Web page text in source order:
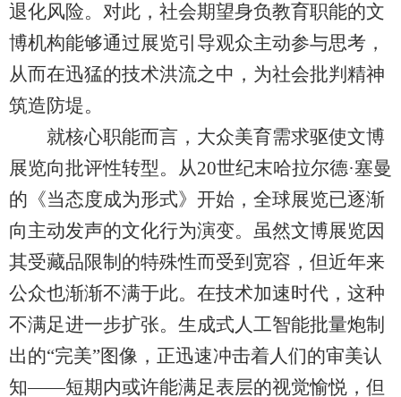
退化风险。对此，社会期望身负教育职能的文
博机构能够通过展览引导观众主动参与思考，
从而在迅猛的技术洪流之中，为社会批判精神
筑造防堤。
就核心职能而言，大众美育需求驱使文博
展览向批评性转型。从20世纪末哈拉尔德·塞曼
的《当态度成为形式》开始，全球展览已逐渐
向主动发声的文化行为演变。虽然文博展览因
其受藏品限制的特殊性而受到宽容，但近年来
公众也渐渐不满于此。在技术加速时代，这种
不满足进一步扩张。生成式人工智能批量炮制
出的“完美”图像，正迅速冲击着人们的审美认
知——短期内或许能满足表层的视觉愉悦，但